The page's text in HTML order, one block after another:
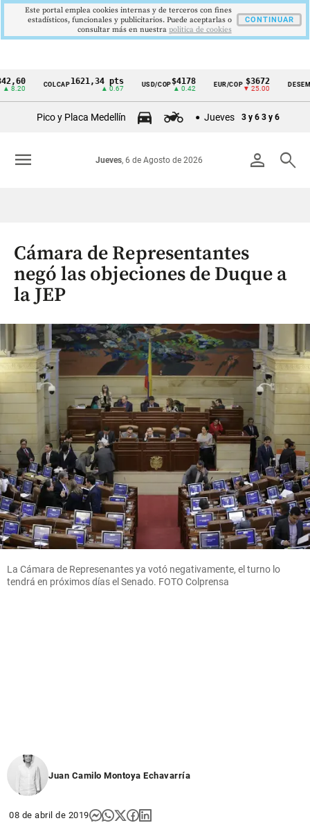
Cintillo
Colombia
COLCAP1621,34 pts USD/COP$4178
▲ 0.42
EUR/COP $3672
▼ 25.00
DESEMPLEO
Pico y Placa Medellín Jueves 3 y 6 3 y 6
person search
Jueves, 6 de Agosto de 2026
menu
Cámara de Representantes
negó las objeciones de Duque a
la JEP
La Cámara de Represenantes ya votó negativamente, el turno lo
tendrá en próximos días el Senado. FOTO Colprensa
Juan Camilo Montoya Echavarría
08 de abril de 2019
Este portal emplea cookies internas y de terceros con fines
estadísticos, funcionales y publicitarios. Puede aceptarlas o
consultar más en nuestra politica de cookies
CONTINUAR